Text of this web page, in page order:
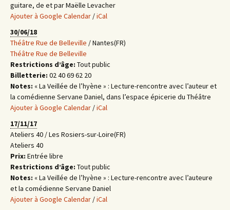
guitare, de et par Maëlle Levacher
Ajouter à Google Calendar /iCal
30/06/18
Théâtre Rue de Belleville / Nantes(FR)
Théâtre Rue de Belleville
Restrictions d’âge: Tout public
Billetterie: 02 40 69 62 20
Notes: « La Veillée de l’hyène » : Lecture-rencontre avec l’auteur et
la comédienne Servane Daniel, dans l’espace épicerie du Théâtre
Ajouter à Google Calendar /iCal
17/11/17
Ateliers 40 / Les Rosiers-sur-Loire(FR)
Ateliers 40
Prix: Entrée libre
Restrictions d’âge: Tout public
Notes: « La Veillée de l’hyène » : Lecture-rencontre avec l’auteure
et la comédienne Servane Daniel
Ajouter à Google Calendar /iCal